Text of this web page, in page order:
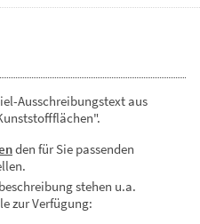
Ausschreibungstext aus
den für Sie passenden
stehen u.a.
zur Verfügung: